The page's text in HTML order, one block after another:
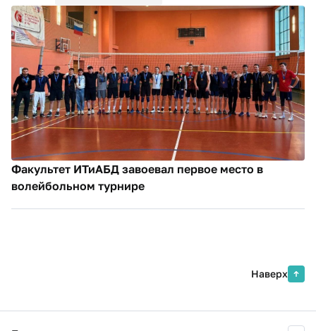
Факультет ИТиАБД завоевал первое место в
волейбольном турнире
Наверх